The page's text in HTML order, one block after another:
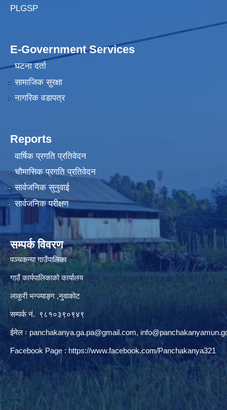
PLGSP
E-Government Services
घटना दर्ता
सामाजिक सुरक्षा
नागरिक वडापत्र
Reports
वार्षिक प्रगति प्रतिवेदन
चौमासिक प्रगति प्रतिवेदन
सार्वजनिक सुनुवाई
सार्वजनिक परीक्षण
सम्पर्क विवरण
पञ्‍चकन्या गाउँपालिका
गाउँ कार्यपालिकाको कार्यालय
लाकुरी भन्ज्याङ्ग ,नुवाकोट
सम्पर्क नं. ९८१०३९०९४९
ईमेल ः panchakanya.ga.pa@gmail.com,
Facebook Page : https://www.facebook.com/Panchakanya321